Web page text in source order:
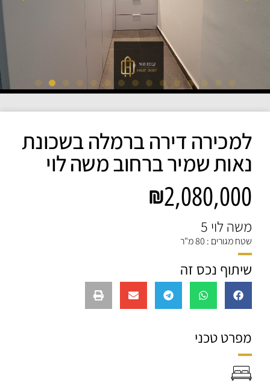
למכירה דירה ברמלה בשכונת
נאות שמיר ברחוב משה לוי
2,080,000
משה לוי 5
שטח מגורים : 80 מ"ר
שיתוף נכס זה
מפרט טכני